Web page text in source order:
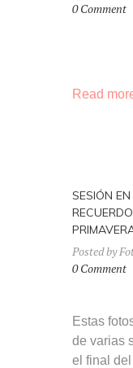
0 Comment
Read
SESIÓN
Posted by
0 Comment
Estas
de varias
el final del